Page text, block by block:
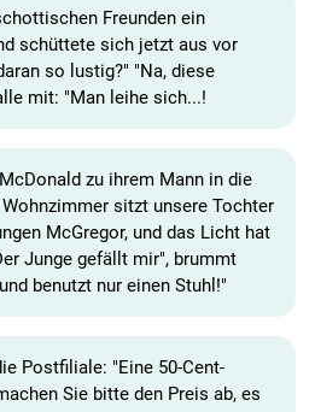
Freunden ein
schüttete sich jetzt aus vor
so lustig?" "Na, diese
mit: "Man leihe sich...!
zu ihrem Mann in die
sitzt unsere Tochter
McGregor, und das Licht hat
Junge gefällt mir", brummt
benutzt nur einen Stuhl!"
Postfiliale: "Eine 50-Cent-
Sie bitte den Preis ab, es